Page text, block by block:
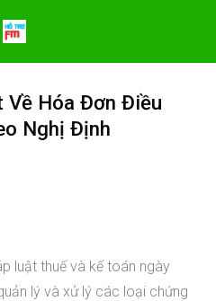
Về Hóa Đơn Điều
Nghị Định
luật thuế và kế toán ngày
lý và xử lý các loại chứng